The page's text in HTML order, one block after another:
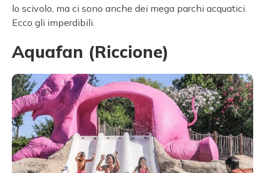
lo scivolo, ma ci sono anche dei mega parchi acquatici.
Ecco gli imperdibili.
Aquafan (Riccione)